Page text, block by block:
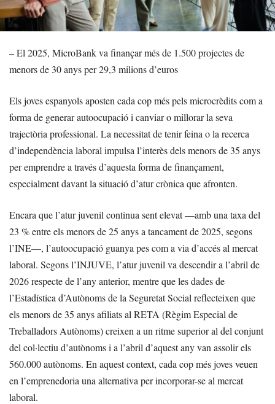
– El 2025, MicroBank va finançar més de 1.500 projectes de
menors de 30 anys per 29,3 milions d’euros
Els joves espanyols aposten cada cop més pels microcrèdits com a
forma de generar autoocupació i canviar o millorar la seva
trajectòria professional. La necessitat de tenir feina o la recerca
d’independència laboral impulsa l’interès dels menors de 35 anys
per emprendre a través d’aquesta forma de finançament,
especialment davant la situació d’atur crònica que afronten.
Encara que l’atur juvenil continua sent elevat —amb una taxa del
23 % entre els menors de 25 anys a tancament de 2025, segons
l’INE—, l’autoocupació guanya pes com a via d’accés al mercat
laboral. Segons l’INJUVE, l’atur juvenil va descendir a l’abril de
2026 respecte de l’any anterior, mentre que les dades de
l’Estadística d’Autònoms de la Seguretat Social reflecteixen que
els menors de 35 anys afiliats al RETA (Règim Especial de
Treballadors Autònoms) creixen a un ritme superior al del conjunt
del col·lectiu d’autònoms i a l’abril d’aquest any van assolir els
560.000 autònoms. En aquest context, cada cop més joves veuen
en l’emprenedoria una alternativa per incorporar-se al mercat
laboral.